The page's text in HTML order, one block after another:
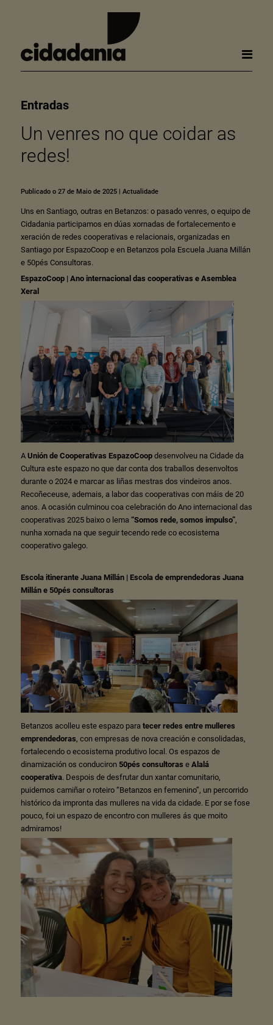
Entradas
Un venres no que coidar as
redes!
Publicado o 27 de Maio de 2025| Actualidade
Uns en Santiago, outras en Betanzos: o pasado venres, o equipo de
Cidadania participamos en dúas xornadas de fortalecemento e
xeración de redes cooperativas e relacionais, organizadas en
Santiago por EspazoCoop e en Betanzos pola Escuela Juana Millán
e 50pés Consultoras.
EspazoCoop | Ano internacional das cooperativas e Asemblea
Xeral
A Unión de Cooperativas EspazoCoopdesenvolveu na Cidade da
Cultura este espazo no que dar conta dos traballos desenvoltos
durante o 2024 e marcar as liñas mestras dos vindeiros anos.
Recoñeceuse, ademais, a labor das cooperativas con máis de 20
anos. A ocasión culminou coa celebración do Ano internacional das
cooperativas 2025 baixo o lema “Somos rede, somos impulso”,
nunha xornada na que seguir tecendo rede co ecosistema
cooperativo galego.
Escola itinerante Juana Millán | Escola de emprendedoras Juana
Millán e 50pés consultoras
Betanzos acolleu este espazo para tecer redes entre mulleres
emprendedoras, con empresas de nova creación e consolidadas,
fortalecendo o ecosistema produtivo local. Os espazos de
dinamización os conduciron 50pés consultoras e Alalá
cooperativa. Despois de desfrutar dun xantar comunitario,
puidemos camiñar o roteiro “Betanzos en femenino”, un percorrido
histórico da impronta das mulleres na vida da cidade. E por se fose
pouco, foi un espazo de encontro con mulleres ás que moito
admiramos!